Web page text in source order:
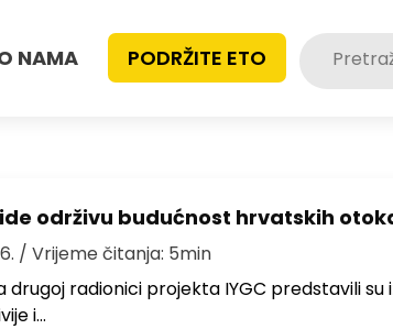
NAMA PODRŽITE ETO
održivu budućnost hrvatskih
/ Vrijeme čitanja: 5min
drugoj radionici projekta IYGC predstavili su
i…